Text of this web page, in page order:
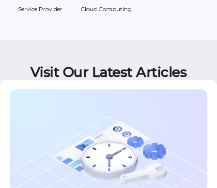
Service Provider Cloud Computing
Visit Our Latest Articles